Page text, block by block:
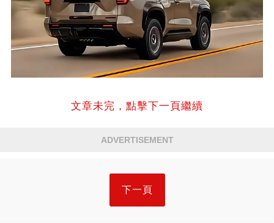
文章未完，點擊下一頁繼續
ADVERTISEMENT
下一頁